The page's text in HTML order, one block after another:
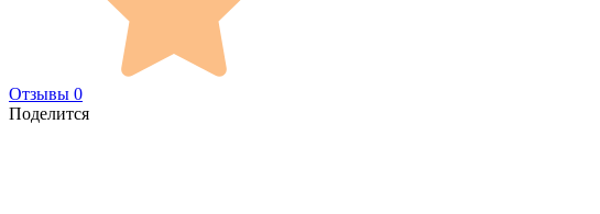
Отзывы 0
Поделится